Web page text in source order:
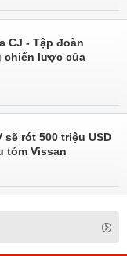
CJ - Tập đoàn
chiến lược của
rót 500 triệu USD
tóm Vissan